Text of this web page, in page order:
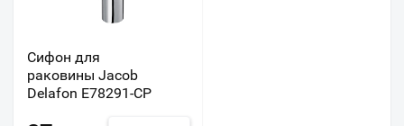
Сифон для
раковины Jacob
Delafon E78291-CP